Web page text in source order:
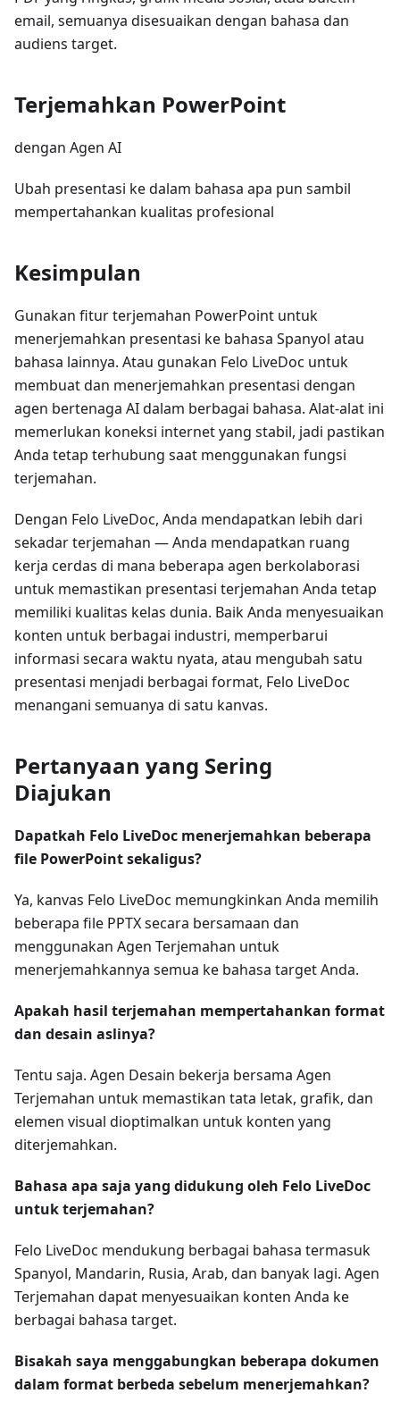
email, semuanya disesuaikan dengan bahasa dan
audiens target.
Terjemahkan PowerPoint
dengan Agen AI
Ubah presentasi ke dalam bahasa apa pun sambil
mempertahankan kualitas profesional
Kesimpulan
Gunakan fitur terjemahan PowerPoint untuk
menerjemahkan presentasi ke bahasa Spanyol atau
bahasa lainnya. Atau gunakan Felo LiveDoc untuk
membuat dan menerjemahkan presentasi dengan
agen bertenaga AI dalam berbagai bahasa. Alat-alat ini
memerlukan koneksi internet yang stabil, jadi pastikan
Anda tetap terhubung saat menggunakan fungsi
terjemahan.
Dengan Felo LiveDoc, Anda mendapatkan lebih dari
sekadar terjemahan — Anda mendapatkan ruang
kerja cerdas di mana beberapa agen berkolaborasi
untuk memastikan presentasi terjemahan Anda tetap
memiliki kualitas kelas dunia. Baik Anda menyesuaikan
konten untuk berbagai industri, memperbarui
informasi secara waktu nyata, atau mengubah satu
presentasi menjadi berbagai format, Felo LiveDoc
menangani semuanya di satu kanvas.
Pertanyaan yang Sering
Diajukan
Dapatkah Felo LiveDoc menerjemahkan beberapa
file PowerPoint sekaligus?
Ya, kanvas Felo LiveDoc memungkinkan Anda memilih
beberapa file PPTX secara bersamaan dan
menggunakan Agen Terjemahan untuk
menerjemahkannya semua ke bahasa target Anda.
Apakah hasil terjemahan mempertahankan format
dan desain aslinya?
Tentu saja. Agen Desain bekerja bersama Agen
Terjemahan untuk memastikan tata letak, grafik, dan
elemen visual dioptimalkan untuk konten yang
diterjemahkan.
Bahasa apa saja yang didukung oleh Felo LiveDoc
untuk terjemahan?
Felo LiveDoc mendukung berbagai bahasa termasuk
Spanyol, Mandarin, Rusia, Arab, dan banyak lagi. Agen
Terjemahan dapat menyesuaikan konten Anda ke
berbagai bahasa target.
Bisakah saya menggabungkan beberapa dokumen
dalam format berbeda sebelum menerjemahkan?